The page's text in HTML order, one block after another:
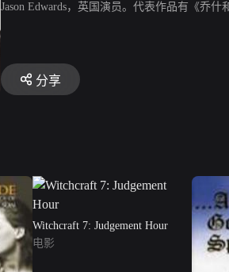
Jason Edwards，英国演员。代表作品有《乔
分享
Witchcraft 7: Judgement Hour
电影